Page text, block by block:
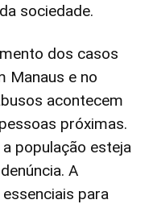
sociedade.
dos casos
Manaus e no
acontecem
próximas.
população esteja
A
para